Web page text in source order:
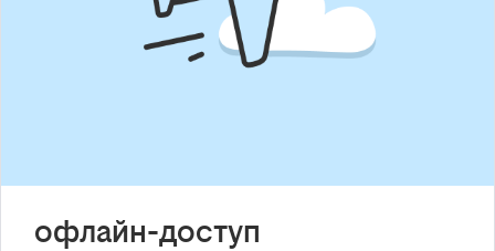
офлайн-доступ